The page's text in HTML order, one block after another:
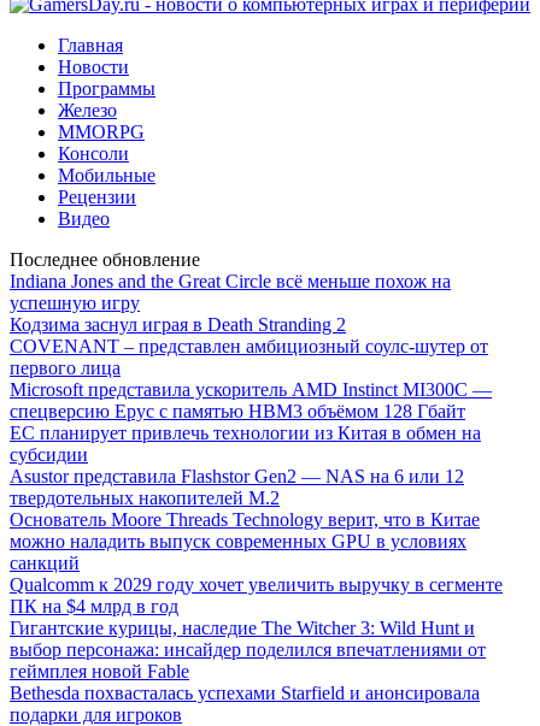
Главная
Новости
Программы
Железо
MMORPG
Консоли
Мобильные
Рецензии
Видео
Последнее обновление
Indiana Jones and the Great Circle всё меньше похож на
успешную игру
Кодзима заснул играя в Death Stranding 2
COVENANT – представлен амбициозный соулс-шутер от
первого лица
Microsoft представила ускоритель AMD Instinct MI300C —
спецверсию Epyc с памятью HBM3 объёмом 128 Гбайт
ЕС планирует привлечь технологии из Китая в обмен на
субсидии
Asustor представила Flashstor Gen2 — NAS на 6 или 12
твердотельных накопителей M.2
Основатель Moore Threads Technology верит, что в Китае
можно наладить выпуск современных GPU в условиях
санкций
Qualcomm к 2029 году хочет увеличить выручку в сегменте
ПК на $4 млрд в год
Гигантские курицы, наследие The Witcher 3: Wild Hunt и
выбор персонажа: инсайдер поделился впечатлениями от
геймплея новой Fable
Bethesda похвасталась успехами Starfield и анонсировала
подарки для игроков